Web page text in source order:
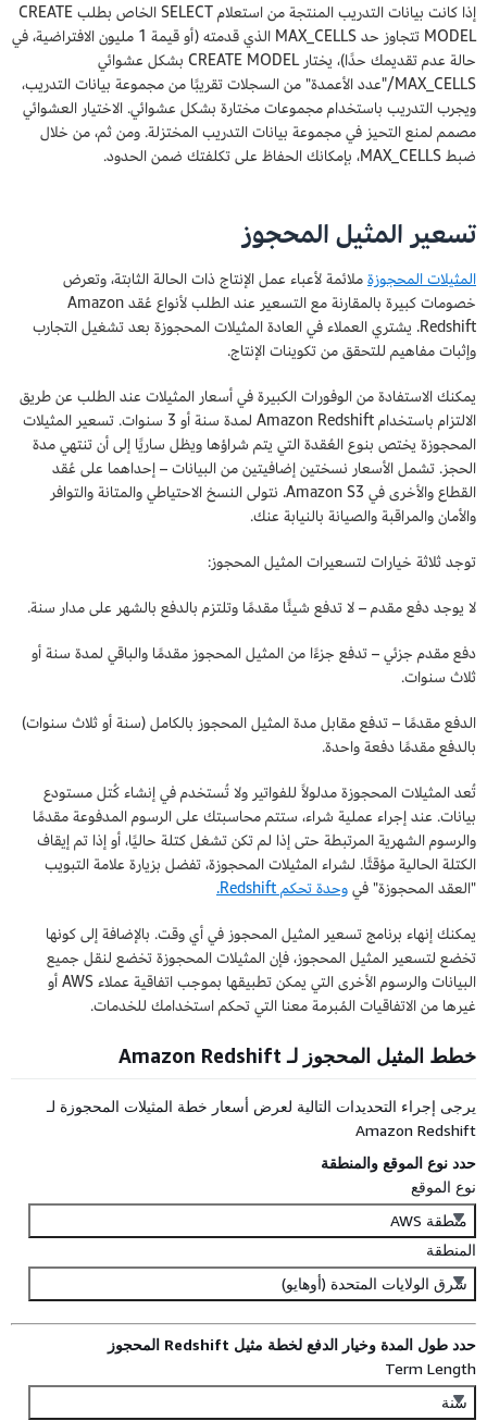
إذا كانت بيانات التدريب المنتجة من استعلام SELECT الخاص بطلب CREATE
MODEL تتجاوز حد MAX_CELLS الذي قدمته (أو قيمة 1 مليون الافتراضية، في
حالة عدم تقديمك حدًا)، يختار CREATE MODEL بشكل عشوائي
MAX_CELLS/"عدد الأعمدة" من السجلات تقريبًا من مجموعة بيانات التدريب،
ويجرب التدريب باستخدام مجموعات مختارة بشكل عشوائي. الاختيار العشوائي
مصمم لمنع التحيز في مجموعة بيانات التدريب المختزلة. ومن ثم، من خلال
ضبط MAX_CELLS، بإمكانك الحفاظ على تكلفتك ضمن الحدود.
تسعير المثيل المحجوز
المثيلات المحجوزةملائمة لأعباء عمل الإنتاج ذات الحالة الثابتة، وتعرض
خصومات كبيرة بالمقارنة مع التسعير عند الطلب لأنواع عُقد Amazon
Redshift. يشتري العملاء في العادة المثيلات المحجوزة بعد تشغيل التجارب
وإثبات مفاهيم للتحقق من تكوينات الإنتاج.
يمكنك الاستفادة من الوفورات الكبيرة في أسعار المثيلات عند الطلب عن طريق
الالتزام باستخدام Amazon Redshift لمدة سنة أو 3 سنوات. تسعير المثيلات
المحجوزة يختص بنوع العُقدة التي يتم شراؤها ويظل ساريًا إلى أن تنتهي مدة
الحجز. تشمل الأسعار نسختين إضافيتين من البيانات – إحداهما على عُقد
القطاع والأخرى في Amazon S3. نتولى النسخ الاحتياطي والمتانة والتوافر
والأمان والمراقبة والصيانة بالنيابة عنك.
توجد ثلاثة خيارات لتسعيرات المثيل المحجوز:
لا يوجد دفع مقدم – لا تدفع شيئًا مقدمًا وتلتزم بالدفع بالشهر على مدار سنة.
دفع مقدم جزئي – تدفع جزءًا من المثيل المحجوز مقدمًا والباقي لمدة سنة أو
ثلاث سنوات.
الدفع مقدمًا – تدفع مقابل مدة المثيل المحجوز بالكامل (سنة أو ثلاث سنوات)
بالدفع مقدمًا دفعة واحدة.
تُعد المثيلات المحجوزة مدلولاً للفواتير ولا تُستخدم في إنشاء كُتل مستودع
بيانات. عند إجراء عملية شراء، ستتم محاسبتك على الرسوم المدفوعة مقدمًا
والرسوم الشهرية المرتبطة حتى إذا لم تكن تشغل كتلة حاليًا، أو إذا تم إيقاف
الكتلة الحالية مؤقتًا. لشراء المثيلات المحجوزة، تفضل بزيارة علامة التبويب
"العقد المحجوزة" فيوحدة تحكم Redshift.
يمكنك إنهاء برنامج تسعير المثيل المحجوز في أي وقت. بالإضافة إلى كونها
تخضع لتسعير المثيل المحجوز، فإن المثيلات المحجوزة تخضع لنقل جميع
البيانات والرسوم الأخرى التي يمكن تطبيقها بموجب اتفاقية عملاء AWS أو
غيرها من الاتفاقيات المُبرمة معنا التي تحكم استخدامك للخدمات.